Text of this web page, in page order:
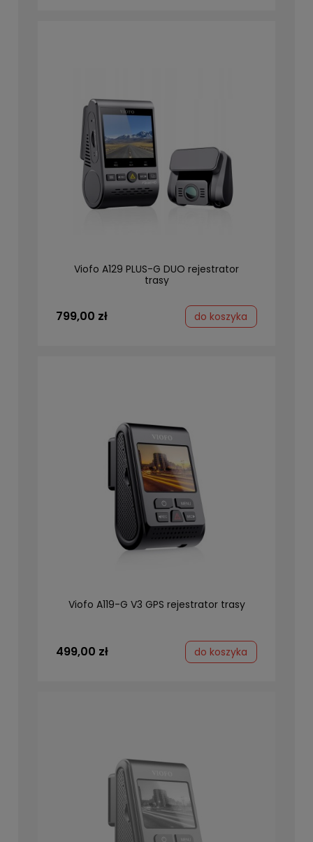
Viofo A129 PLUS-G DUO rejestrator
trasy
799,00 zł do koszyka
Viofo A119-G V3 GPS rejestrator trasy
499,00 zł do koszyka